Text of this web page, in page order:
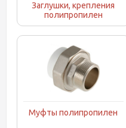
Заглушки, крепления
полипропилен
Муфты полипропилен